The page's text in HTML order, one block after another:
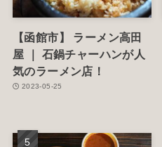
【函館市】 ラーメン高田
屋 ｜ 石鍋チャーハンが人
気のラーメン店！
2023-05-25